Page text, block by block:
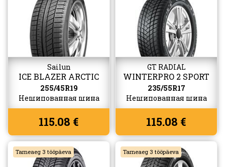
Sailun
ICE BLAZER ARCTIC
EVO
255/45R19
Нешипованная шина
115.08 €
GT RADIAL
WINTERPRO 2 SPORT
SUV
235/55R17
Нешипованная шина
115.08 €
Tarneaeg 3 tööpäeva Tarneaeg 3 tööpäeva